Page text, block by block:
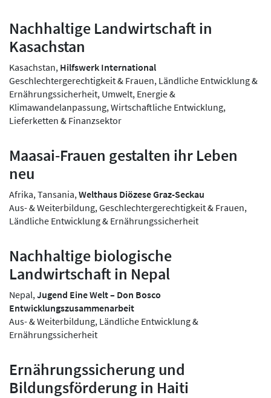
Nachhaltige Landwirtschaft in
Kasachstan
Kasachstan, Hilfswerk International
Geschlechtergerechtigkeit & Frauen, Ländliche Entwicklung &
Ernährungssicherheit, Umwelt, Energie &
Klimawandelanpassung, Wirtschaftliche Entwicklung,
Lieferketten & Finanzsektor
Maasai-Frauen gestalten ihr Leben
neu
Afrika, Tansania, Welthaus Diözese Graz-Seckau
Aus- & Weiterbildung, Geschlechtergerechtigkeit & Frauen,
Ländliche Entwicklung & Ernährungssicherheit
Nachhaltige biologische
Landwirtschaft in Nepal
Nepal, Jugend Eine Welt – Don Bosco
Entwicklungszusammenarbeit
Aus- & Weiterbildung, Ländliche Entwicklung &
Ernährungssicherheit
Ernährungssicherung und
Bildungsförderung in Haiti